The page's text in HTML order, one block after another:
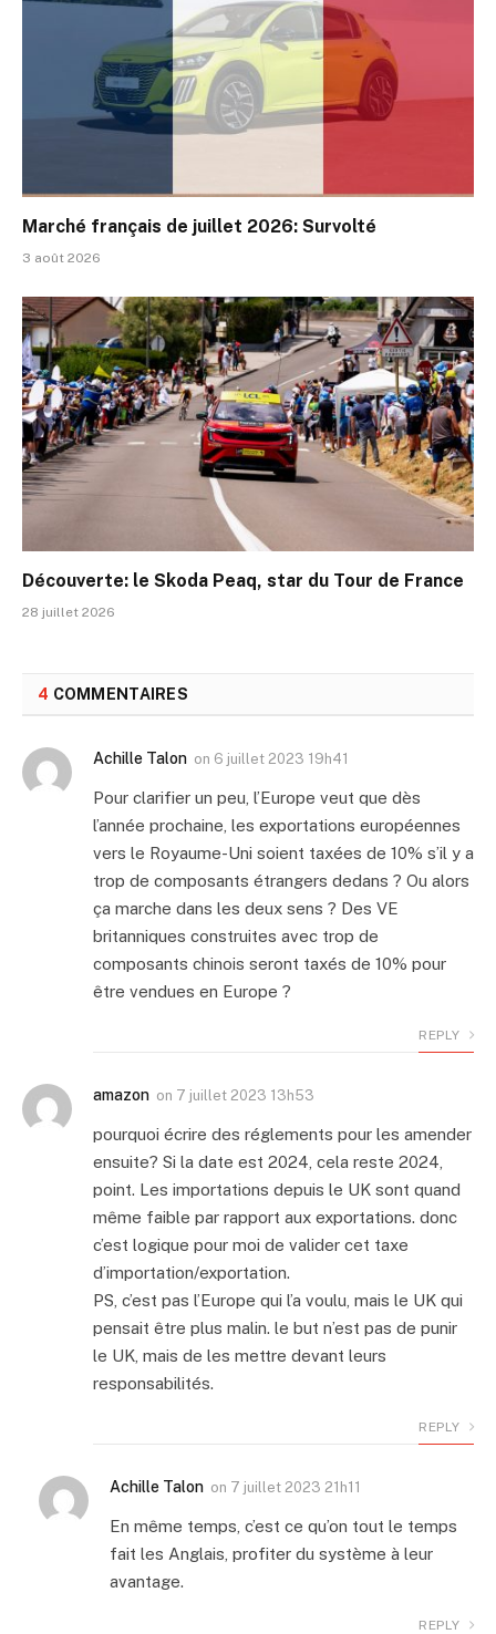
Marché français de juillet 2026: Survolté
3 août 2026
Découverte: le Skoda Peaq, star du Tour de France
28 juillet 2026
4 COMMENTAIRES
Achille Talon on 6 juillet 2023 19h41
Pour clarifier un peu, l’Europe veut que dès
l’année prochaine, les exportations européennes
vers le Royaume-Uni soient taxées de 10% s’il y a
trop de composants étrangers dedans ? Ou alors
ça marche dans les deux sens ? Des VE
britanniques construites avec trop de
composants chinois seront taxés de 10% pour
être vendues en Europe ?
REPLY
amazon on 7 juillet 2023 13h53
pourquoi écrire des réglements pour les amender
ensuite? Si la date est 2024, cela reste 2024,
point. Les importations depuis le UK sont quand
même faible par rapport aux exportations. donc
c’est logique pour moi de valider cet taxe
d’importation/exportation.
PS, c’est pas l’Europe qui l’a voulu, mais le UK qui
pensait être plus malin. le but n’est pas de punir
le UK, mais de les mettre devant leurs
responsabilités.
REPLY
Achille Talon on 7 juillet 2023 21h11
En même temps, c’est ce qu’on tout le temps
fait les Anglais, profiter du système à leur
avantage.
REPLY